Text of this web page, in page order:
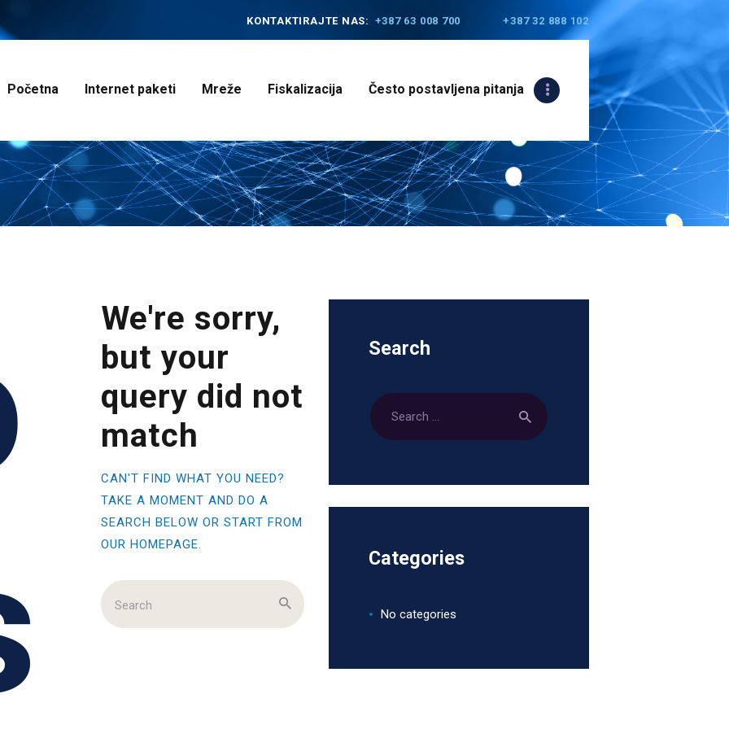
KONTAKTIRAJTE NAS: +387 63 008 700 +387 32 888 102
Početna Internet paketi Mreže Fiskalizacija Često postavljena pitanja
MREŽE
FISKALIZACIJA
ČESTO POSTAVLJENA
PITANJA
We're sorry,
but your
query did not
match
CAN'T FIND WHAT YOU NEED?
TAKE A MOMENT AND DO A
SEARCH BELOW OR START FROM
OUR HOMEPAGE.
Search
Categories
No categories